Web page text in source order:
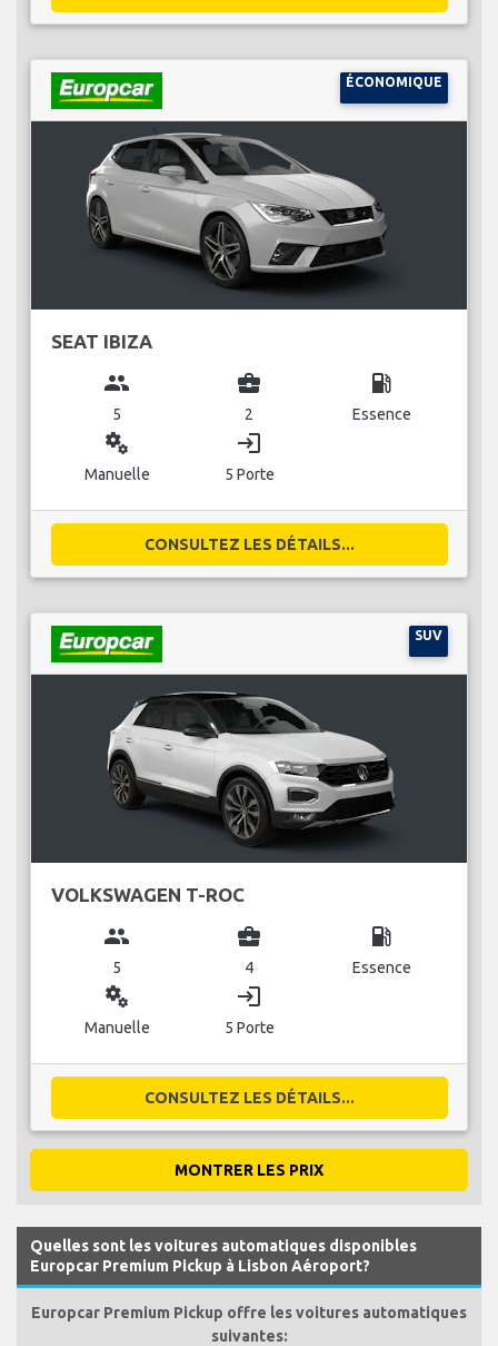
ÉCONOMIQUE
SEAT IBIZA
group
5
business_center
2
local_gas_station
Essence
miscellaneous_services
Manuelle
login
5 Porte
CONSULTEZ LES DÉTAILS...
SUV
VOLKSWAGEN T-ROC
group
5
business_center
4
local_gas_station
Essence
miscellaneous_services
Manuelle
login
5 Porte
CONSULTEZ LES DÉTAILS...
MONTRER LES PRIX
Quelles sont les voitures automatiques disponibles
Europcar Premium Pickup à Lisbon Aéroport?
Europcar Premium Pickup offre les voitures automatiques
suivantes: